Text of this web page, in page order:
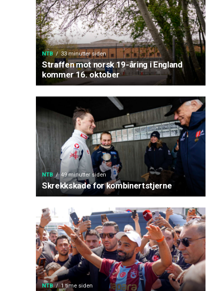
NTB 33 minutter siden
Straffen mot norsk 19-åring i England
kommer 16. oktober
NTB 49 minutter siden
Skrekkskade for kombinertstjerne
NTB 1 time siden